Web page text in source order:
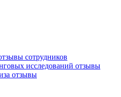
сотрудников
исследований отзывы
отзывы